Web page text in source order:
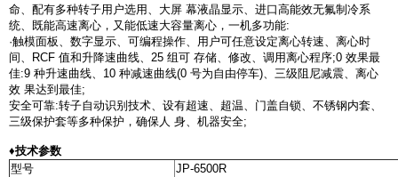
命、配有多种转子用户选用、大屏 幕液晶显示、进口高能效无氟制冷系
统、既能高速离心，又能低速大容量离心，一机多功能:
·触模面板、数字显示、可编程操作、用户可任意设定离心转速、离心时
间、RCF 值和升降速曲线、25 组可 存储、修改、调用离心程序;0 效果最
佳:9 种升速曲线、10 种减速曲线(0 号为自由停车)、三级阻尼减震、离心
效 果达到最佳;
安全可靠:转子自动识别技术、设有超速、超温、门盖自锁、不锈钢内套、
三级保护套等多种保护，确保人 身、机器安全;
♦技术参数
型号
JP-6500R